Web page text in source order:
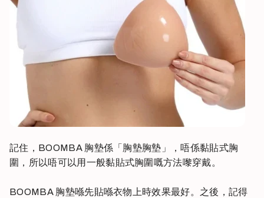
記住，BOOMBA 胸墊係「胸墊胸墊」，唔係黏貼式胸
圍，所以唔可以用一般黏貼式胸圍嘅方法嚟穿戴。
BOOMBA 胸墊喺先貼喺衣物上時效果最好。之後，記得